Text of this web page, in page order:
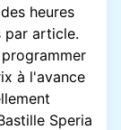
heures
par article.
à l'avance
Speria